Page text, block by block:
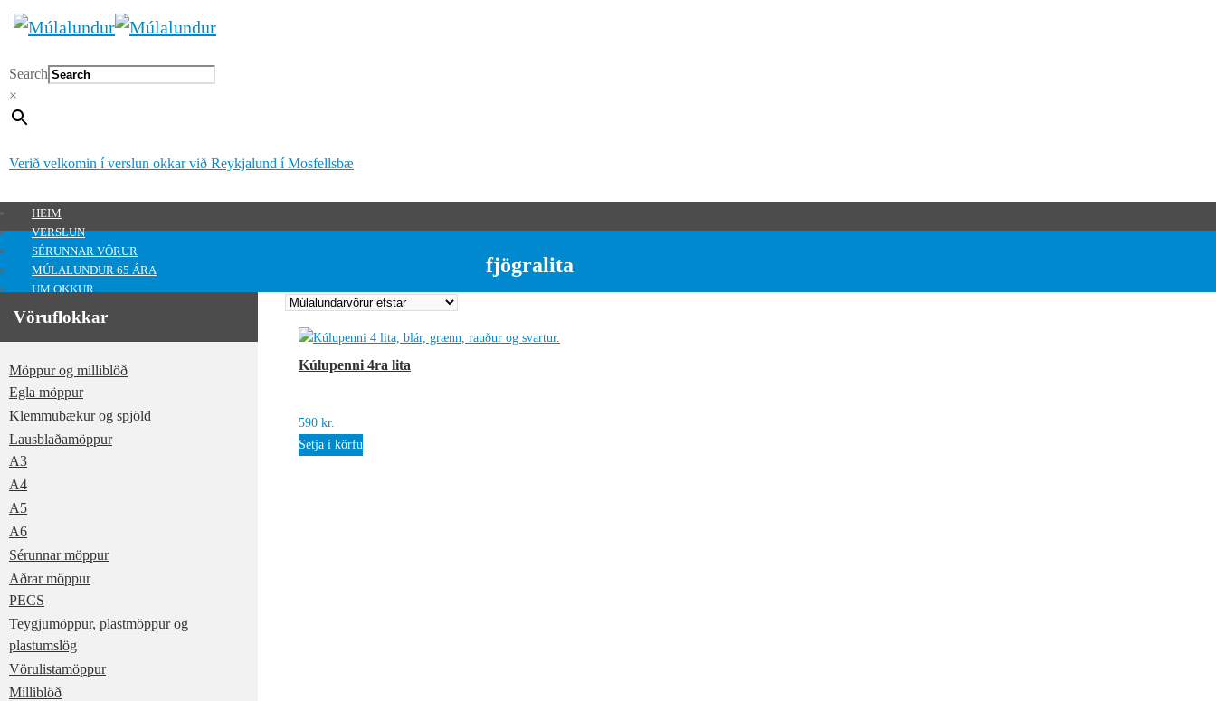
Search
×
Verið velkomin í verslun okkar við Reykjalund í Mosfellsbæ
HEIM
VERSLUN
SÉRUNNAR VÖRUR
MÚLALUNDUR 65 ÁRA
UM OKKUR
HAFA SAMBAND
MITT SVÆÐI
0kr.
fjögralita
Kúlupenni 4ra lita
590 kr.
Setja í körfu
Vöruflokkar
Möppur og milliblöð
Egla möppur
Klemmubækur og spjöld
Lausblaðamöppur
A3
A4
A5
A6
Sérunnar möppur
Aðrar möppur
PECS
Teygjumöppur, plastmöppur og
plastumslög
Vörulistamöppur
Milliblöð